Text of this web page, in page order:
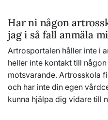
Har ni någon
jag i så fall anmäla
Artrosportalen håller inte i
heller inte kontakt till
motsvarande. Artrosskola
och har inte din egen
kunna hjälpa dig vidare till